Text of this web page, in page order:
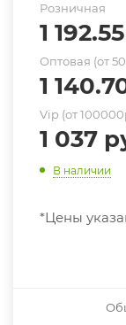
Розничная
1 192.55
Оптовая (от
1
Vip (от
1 037
В наличии
*Цены